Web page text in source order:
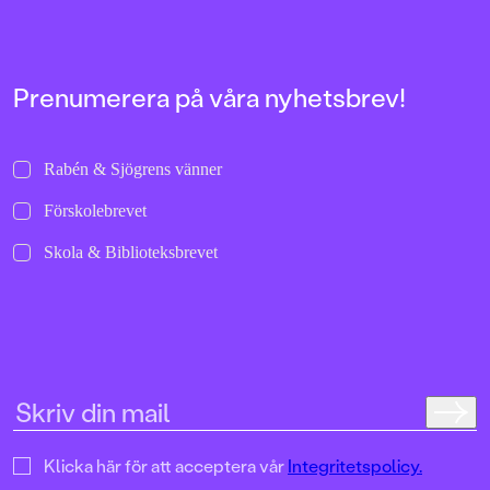
Prenumerera på våra nyhetsbrev!
Rabén & Sjögrens vänner
Förskolebrevet
Skola & Biblioteksbrevet
Klicka här för att acceptera vårIntegritetspolicy.